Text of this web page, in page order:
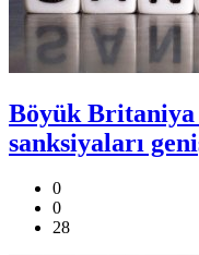
Böyük Britaniya
sanksiyaları
0
0
28